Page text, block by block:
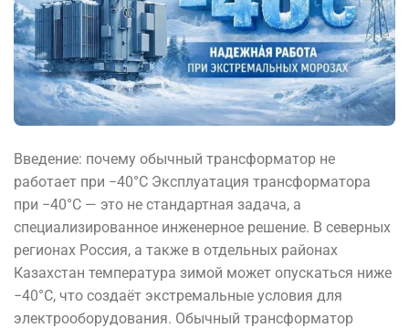
Введение: почему обычный трансформатор не
работает при −40°C Эксплуатация трансформатора
при −40°C — это не стандартная задача, а
специализированное инженерное решение. В северных
регионах Россия, а также в отдельных районах
Казахстан температура зимой может опускаться ниже
−40°C, что создаёт экстремальные условия для
электрооборудования. Обычный трансформатор